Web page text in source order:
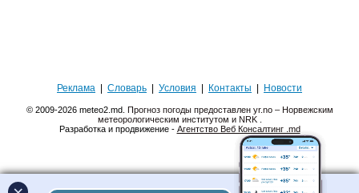
Реклама Словарь Условия Контакты Новости
© 2009-2026 meteo2.md.
Прогноз погоды предоставлен yr.no – Норвежским
метеорологическим институтом и NRK
Разработка и продвижение - Агентство Веб Консалтинг .md